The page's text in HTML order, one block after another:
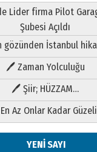
Lider firma Pilot
Şubesi Açıldı
İstanbul
🖊 Zaman Yolculuğu
🖊 Şiir; HÜZZAM…
Az Onlar Kadar
YENİ SAYI